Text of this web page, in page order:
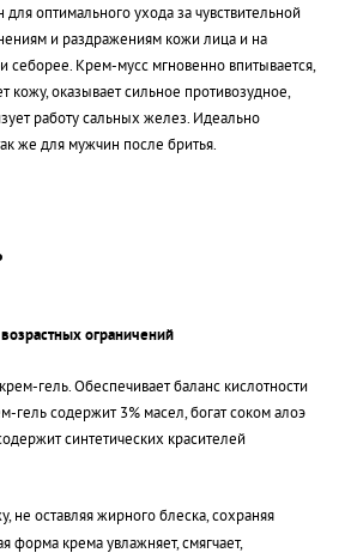
для оптимального ухода за чувствительной
и раздражениям кожи лица и на
себорее. Крем-мусс мгновенно впитывается,
кожу, оказывает сильное противозудное,
работу сальных желез. Идеально
же для мужчин после бритья.
ограничений
гель. Обеспечивает баланс кислотности
гель содержит 3% масел, богат соком алоэ
синтетических красителей
не оставляя жирного блеска, сохраняя
форма крема увлажняет, смягчает,